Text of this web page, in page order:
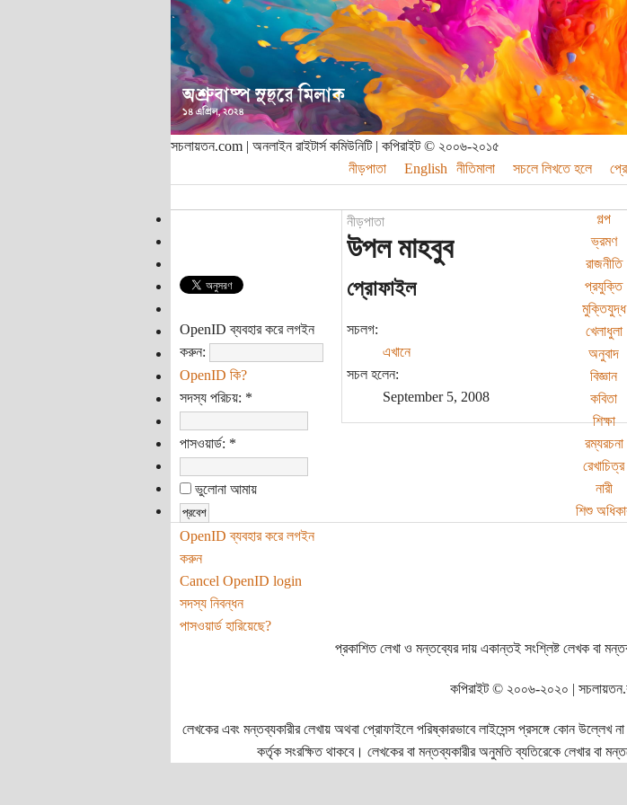
সচলায়তন.com | অনলাইন রাইটার্স কমিউনিটি | কপিরাইট © ২০০৬-২০১৫
নীড়পাতা
English নীতিমালা সচলে লিখতে হলে
গল্প
ভ্রমণ
রাজনীতি
প্রযুক্তি
মুক্তিযুদ্ধ
খেলাধুলা
অনুবাদ
বিজ্ঞান
কবিতা
শিক্ষা
রম্যরচনা
রেখাচিত্র
নারী
শিশু
OpenID ব্যবহার করে লগইন
করুন:
OpenID কি?
সদস্য পরিচয়: *
পাসওয়ার্ড: *
ভুলোনা আমায়
OpenID ব্যবহার করে লগইন
করুন
Cancel OpenID login
সদস্য নিবন্ধন
পাসওয়ার্ড হারিয়েছে?
নীড়পাতা
উপল মাহবুব
প্রোফাইল
সচলগ:
এখানে
সচল হলেন:
September 5, 2008
প্রকাশিত লেখা ও মন্তব্যের দায় একান্তই সংশ্লিষ্ট লেখক বা
কপিরাইট © ২০০৬-২০২০ |
লেখকের এবং মন্তব্যকারীর লেখায় অথবা প্রোফাইলে পরিষ্কারভাবে লাইসেন্স প্রসঙ্গে কোন উল্লেখ
কর্তৃক সংরক্ষিত থাকবে। লেখকের বা মন্তব্যকারীর অনুমতি ব্যতিরেকে লেখার বা